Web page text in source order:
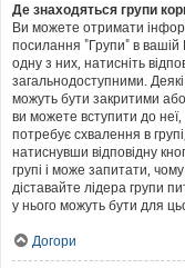
Де знаходяться групи
Ви можете отримати
посилання "Групи" в вашій
одну з них, натисніть
загальнодоступними.
можуть бути закритими
ви можете вступити до
потребує схвалення в
натиснувши відповідну
групі і може запитати,
діставайте лідера групи
у нього можуть бути для
Догори